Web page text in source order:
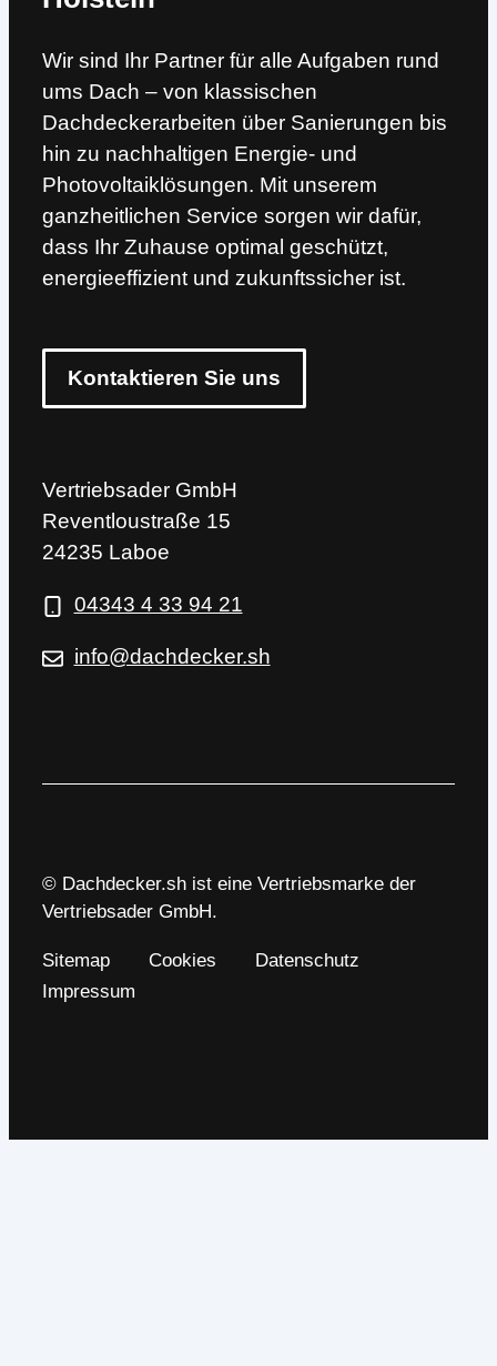
Wir sind Ihr Partner für alle Aufgaben rund
ums Dach – von klassischen
Dachdeckerarbeiten über Sanierungen bis
hin zu nachhaltigen Energie- und
Photovoltaiklösungen. Mit unserem
ganzheitlichen Service sorgen wir dafür,
dass Ihr Zuhause optimal geschützt,
energieeffizient und zukunftssicher ist.
Kontaktieren Sie uns
Vertriebsader GmbH
Reventloustraße 15
24235 Laboe
04343 4 33 94 21
info@dachdecker.sh
© Dachdecker.sh ist eine Vertriebsmarke der
Vertriebsader GmbH.
Sitemap Cookies
Datenschutz
Impressum